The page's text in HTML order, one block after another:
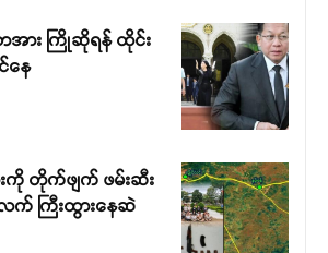
SHAN
support keeps our voice
Join us today and help
every voice counts, and
justice can thrive.
အား ကြိုဆိုရန် ထိုင်း
နေ
ားကို တိုက်ဖျက် ဖမ်းဆီး
ကြီးထွားနေဆဲ